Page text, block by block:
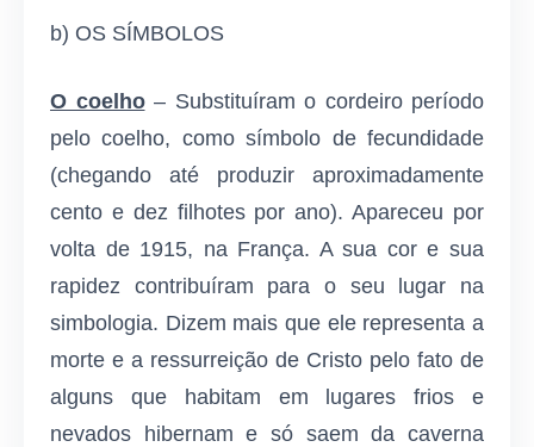
b) OS SÍMBOLOS
O coelho– Substituíram o cordeiro período
pelo coelho, como símbolo de fecundidade
(chegando até produzir aproximadamente
cento e dez filhotes por ano). Apareceu por
volta de 1915, na França. A sua cor e sua
rapidez contribuíram para o seu lugar na
simbologia. Dizem mais que ele representa a
morte e a ressurreição de Cristo pelo fato de
alguns que habitam em lugares frios e
nevados hibernam e só saem da caverna